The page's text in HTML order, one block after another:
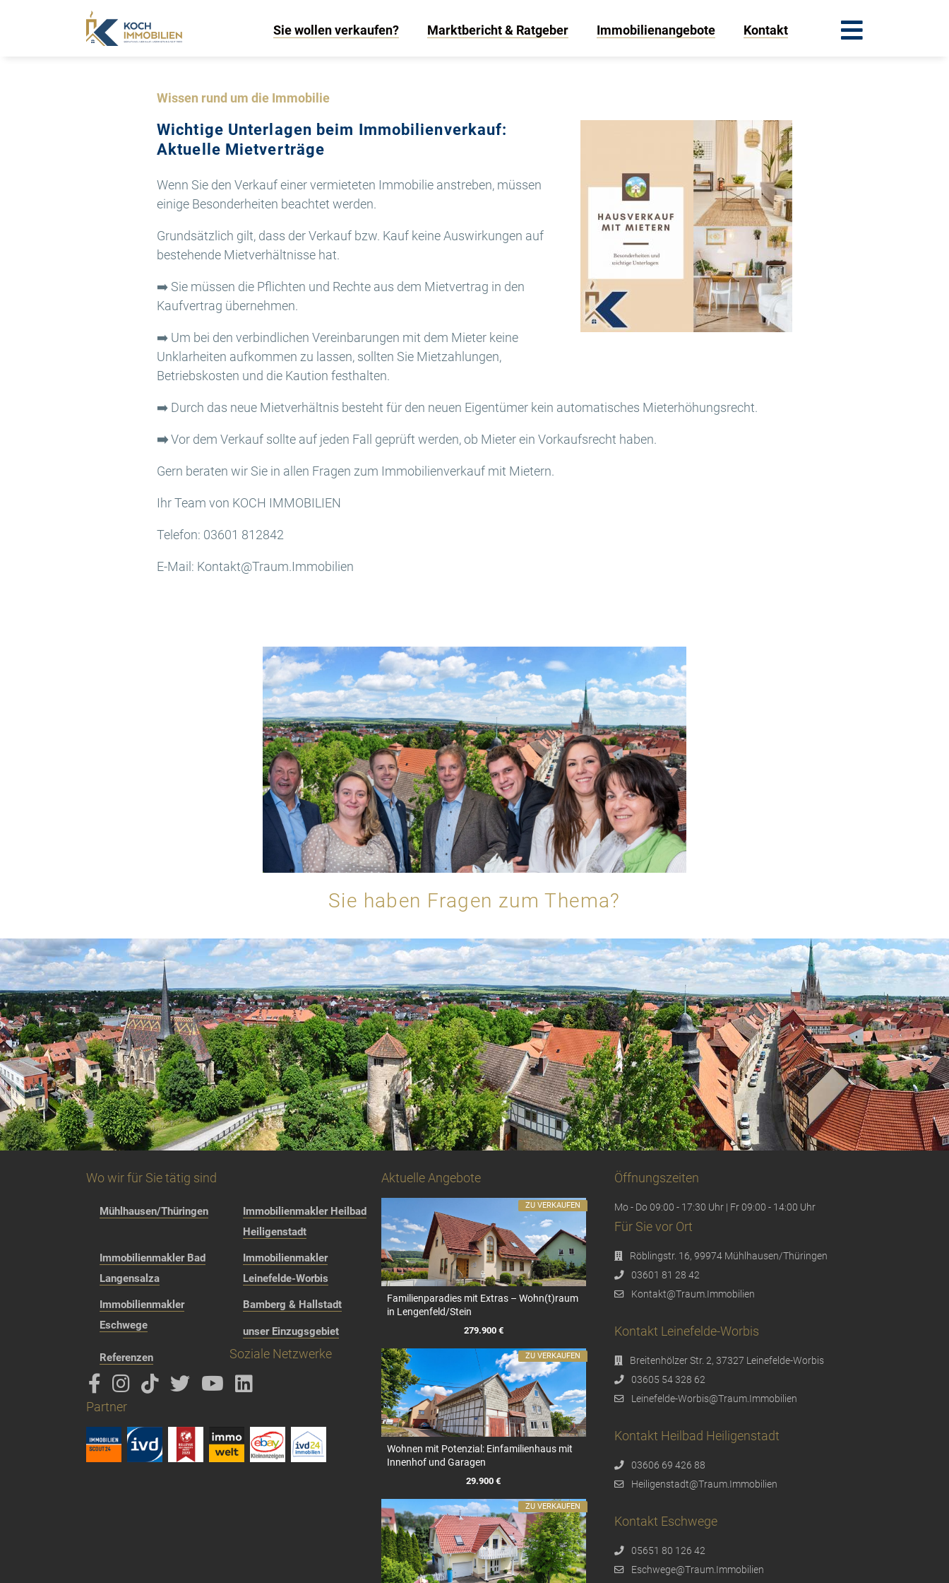
Sie wollen verkaufen? Marktbericht & Ratgeber Immobilienangebote Kontakt
Wissen rund um die Immobilie
Wichtige Unterlagen beim Immobilienverkauf:
Aktuelle Mietverträge
Wenn Sie den Verkauf einer vermieteten Immobilie anstreben, müssen
einige Besonderheiten beachtet werden.
Grundsätzlich gilt, dass der Verkauf bzw. Kauf keine Auswirkungen auf
bestehende Mietverhältnisse hat.
➡️ Sie müssen die Pflichten und Rechte aus dem Mietvertrag in den
Kaufvertrag übernehmen.
➡️ Um bei den verbindlichen Vereinbarungen mit dem Mieter keine
Unklarheiten aufkommen zu lassen, sollten Sie Mietzahlungen,
Betriebskosten und die Kaution festhalten.
➡️ Durch das neue Mietverhältnis besteht für den neuen Eigentümer kein automatisches Mieterhöhungsrecht.
➡️Vor dem Verkauf sollte auf jeden Fall geprüft werden, ob Mieter ein Vorkaufsrecht haben.
Gern beraten wir Sie in allen Fragen zum Immobilienverkauf mit Mietern.
Ihr Team von KOCH IMMOBILIEN
Telefon: 03601 812842
E-Mail: Kontakt@Traum.Immobilien
Sie haben Fragen zum Thema?
Wo wir für Sie tätig sind
Mühlhausen/Thüringen
Immobilienmakler Heilbad
Heiligenstadt
Immobilienmakler Bad
Langensalza
Immobilienmakler
Leinefelde-Worbis
Immobilienmakler
Eschwege
Bamberg & Hallstadt
unser Einzugsgebiet
Referenzen Soziale Netzwerke
Partner
Aktuelle Angebote
Familienparadies mit Extras – Wohn(t)raum
in Lengenfeld/Stein
279.900 €
ZU VERKAUFEN
Wohnen mit Potenzial: Einfamilienhaus mit
Innenhof und Garagen
29.900 €
ZU VERKAUFEN
ZU VERKAUFEN
Öffnungszeiten
Mo - Do 09:00 - 17:30 Uhr | Fr 09:00 - 14:00 Uhr
Für Sie vor Ort
Röblingstr. 16, 99974 Mühlhausen/Thüringen
03601 81 28 42
Kontakt@Traum.Immobilien
Kontakt Leinefelde-Worbis
Breitenhölzer Str. 2, 37327 Leinefelde-Worbis
03605 54 328 62
Leinefelde-Worbis@Traum.Immobilien
Kontakt Heilbad Heiligenstadt
03606 69 426 88
Heiligenstadt@Traum.Immobilien
Kontakt Eschwege
05651 80 126 42
Eschwege@Traum.Immobilien